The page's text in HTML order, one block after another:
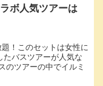
ボ人気ツアーは
！このセットは女性に
たバスツアーが人気な
のツアーの中でイルミ